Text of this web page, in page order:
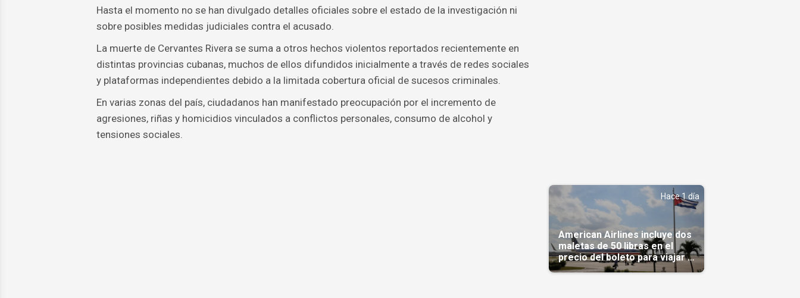
Hasta el momento no se han divulgado detalles oficiales sobre el estado de la investigación ni
sobre posibles medidas judiciales contra el acusado.
La muerte de Cervantes Rivera se suma a otros hechos violentos reportados recientemente en
distintas provincias cubanas, muchos de ellos difundidos inicialmente a través de redes sociales
y plataformas independientes debido a la limitada cobertura oficial de sucesos criminales.
En varias zonas del país, ciudadanos han manifestado preocupación por el incremento de
agresiones, riñas y homicidios vinculados a conflictos personales, consumo de alcohol y
tensiones sociales.
Hace 1 día
American Airlines incluye dos
maletas de 50 libras en el
precio del boleto para viajar a
Cuba en agosto